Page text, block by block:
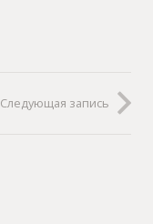
Следующая запись